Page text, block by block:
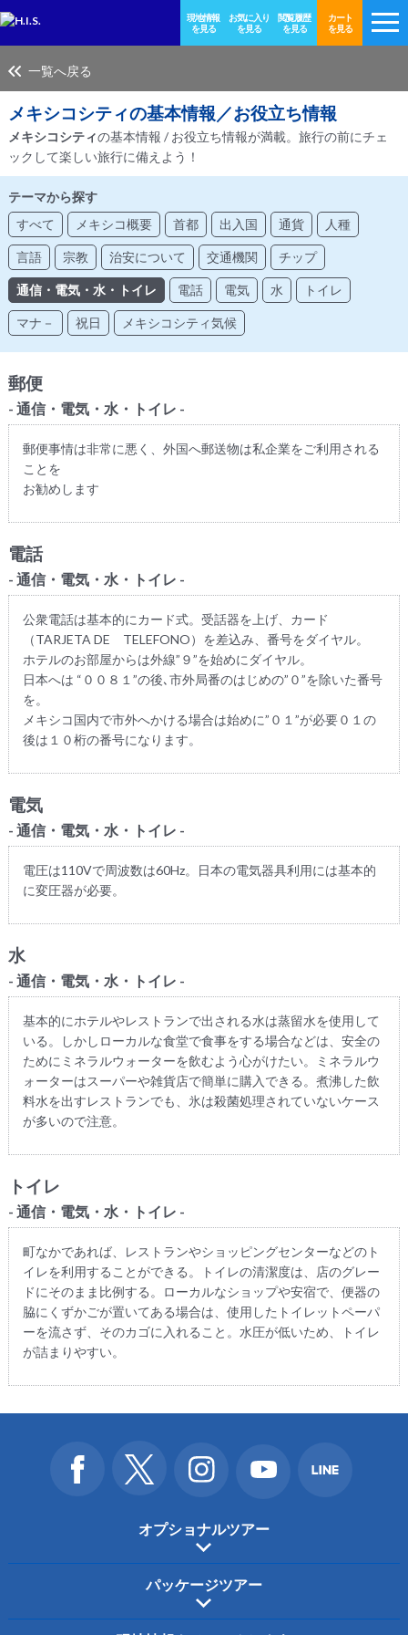
現地情報
を見る
お気に入り
を見る
閲覧履歴
を見る
カート
を見る
一覧へ戻る
メキシコシティの基本情報／お役立ち情報
メキシコシティの基本情報 / お役立ち情報が満載。旅行の前にチェ
ックして楽しい旅行に備えよう！
テーマから探す
すべて
メキシコ概要 首都 出入国 通貨 人種
言語 宗教 治安について 交通機関 チップ
通信・電気・水・トイレ 電話 電気 水 トイレ
マナ－ 祝日 メキシコシティ気候
郵便
- 通信・電気・水・トイレ -
郵便事情は非常に悪く、外国へ郵送物は私企業をご利用される
ことを
お勧めします
電話
- 通信・電気・水・トイレ -
公衆電話は基本的にカード式。受話器を上げ、カード
（TARJETA DE TELEFONO）を差込み、番号をダイヤル。
ホテルのお部屋からは外線”９”を始めにダイヤル。
日本へは “００８１”の後､市外局番のはじめの”０”を除いた番号
を。
メキシコ国内で市外へかける場合は始めに”０１”が必要０１の
後は１０桁の番号になります。
電気
- 通信・電気・水・トイレ -
電圧は110Vで周波数は60Hz。日本の電気器具利用には基本的
に変圧器が必要。
水
- 通信・電気・水・トイレ -
基本的にホテルやレストランで出される水は蒸留水を使用して
いる。しかしローカルな食堂で食事をする場合などは、安全の
ためにミネラルウォーターを飲むよう心がけたい。ミネラルウ
ォーターはスーパーや雑貨店で簡単に購入できる。煮沸した飲
料水を出すレストランでも、氷は殺菌処理されていないケース
が多いので注意。
トイレ
- 通信・電気・水・トイレ -
町なかであれば、レストランやショッピングセンターなどのト
イレを利用することができる。トイレの清潔度は、店のグレー
ドにそのまま比例する。ローカルなショップや安宿で、便器の
脇にくずかごが置いてある場合は、使用したトイレットペーパ
ーを流さず、そのカゴに入れること。水圧が低いため、トイレ
が詰まりやすい。
オプショナルツアー
パッケージツアー